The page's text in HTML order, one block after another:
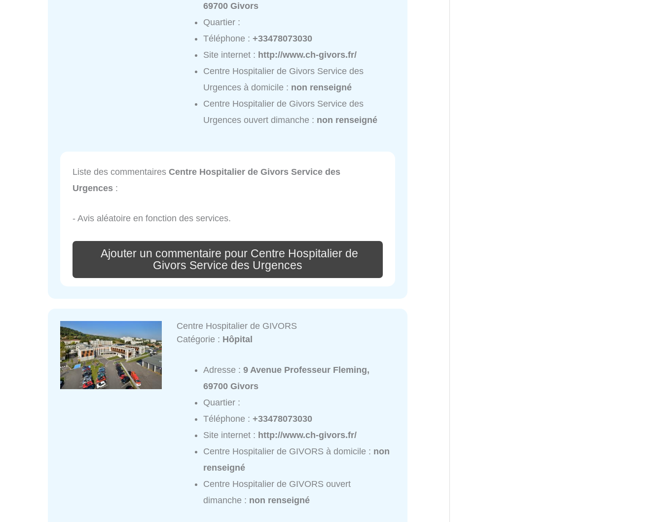
69700 Givors
Quartier :
Téléphone :+33478073030
Site internet : http://www.ch-givors.fr/
Centre Hospitalier de Givors Service des
Urgences à domicile : non renseigné
Centre Hospitalier de Givors Service des
Urgences ouvert dimanche : non renseigné
Liste des commentaires Centre Hospitalier de Givors Service des
Urgences :
- Avis aléatoire en fonction des services.
Ajouter un commentaire pour Centre Hospitalier de
Givors Service des Urgences
Centre Hospitalier de GIVORS
Catégorie : Hôpital
Adresse :9 Avenue Professeur Fleming,
69700 Givors
Quartier :
Téléphone :+33478073030
Site internet : http://www.ch-givors.fr/
Centre Hospitalier de GIVORS à domicile : non
renseigné
Centre Hospitalier de GIVORS ouvert
dimanche : non renseigné